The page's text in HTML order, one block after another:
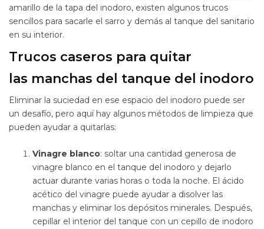
amarillo de la tapa del inodoro, existen algunos trucos
sencillos para sacarle el sarro y demás al tanque del sanitario
en su interior.
Trucos caseros para quitar
las manchas del tanque del inodoro
Eliminar la suciedad en ese espacio del inodoro puede ser
un desafío, pero aquí hay algunos métodos de limpieza que
pueden ayudar a quitarlas:
Vinagre blanco: soltar una cantidad generosa de
vinagre blanco en el tanque del inodoro y dejarlo
actuar durante varias horas o toda la noche. El ácido
acético del vinagre puede ayudar a disolver las
manchas y eliminar los depósitos minerales. Después,
cepillar el interior del tanque con un cepillo de inodoro